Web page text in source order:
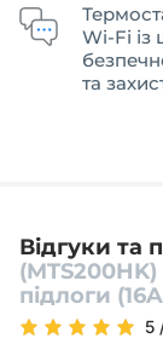
Wi-Fi
та
Відгуки та
підлоги
5